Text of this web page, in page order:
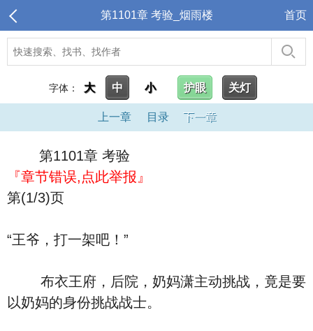
第1101章 考验_烟雨楼 首页
字体： 大 中 小 护眼 关灯
上一章 目录 下一章
第1101章 考验
『章节错误,点此举报』
第(1/3)页
“王爷，打一架吧！”
布衣王府，后院，奶妈潇主动挑战，竟是要
以奶妈的身份挑战战士。